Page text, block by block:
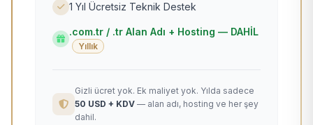
1 Yıl Ücretsiz Teknik Destek
.com.tr / .tr Alan Adı + Hosting — DAHİL
Yıllık
Gizli ücret yok. Ek maliyet yok. Yılda sadece
50 USD + KDV — alan adı, hosting ve her şey
dahil.